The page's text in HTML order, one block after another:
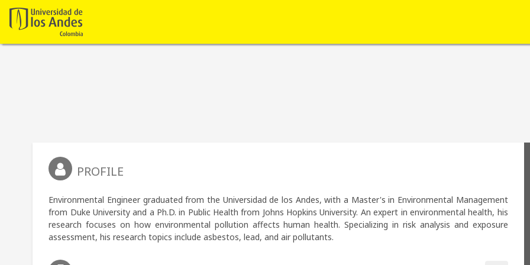
PROFILE
Environmental Engineer graduated from the Universidad de los Andes, with a Master's in Environmental Management
from Duke University and a Ph.D. in Public Health from Johns Hopkins University. An expert in environmental health, his
research focuses on how environmental pollution affects human health. Specializing in risk analysis and exposure
assessment, his research topics include asbestos, lead, and air pollutants.